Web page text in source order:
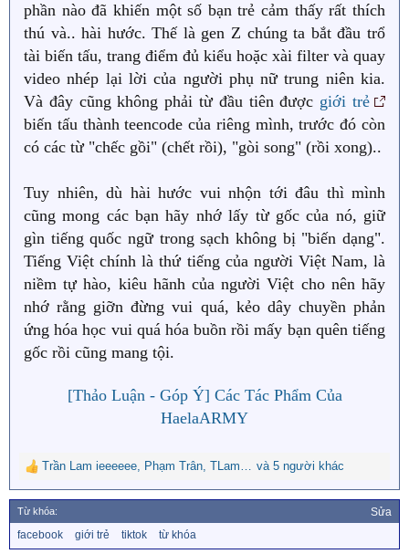
phần nào đã khiến một số bạn trẻ cảm thấy rất thích
thú và.. hài hước. Thế là gen Z chúng ta bắt đầu trổ
tài biến tấu, trang điểm đủ kiểu hoặc xài filter và quay
video nhép lại lời của người phụ nữ trung niên kia.
Và đây cũng không phải từ đầu tiên được giới trẻ
biến tấu thành teencode của riêng mình, trước đó còn
có các từ "chếc gồi" (chết rồi), "gòi song" (rồi xong)..
Tuy nhiên, dù hài hước vui nhộn tới đâu thì mình
cũng mong các bạn hãy nhớ lấy từ gốc của nó, giữ
gìn tiếng quốc ngữ trong sạch không bị "biến dạng".
Tiếng Việt chính là thứ tiếng của người Việt Nam, là
niềm tự hào, kiêu hãnh của người Việt cho nên hãy
nhớ rằng giỡn đừng vui quá, kẻo dây chuyền phản
ứng hóa học vui quá hóa buồn rồi mấy bạn quên tiếng
gốc rồi cũng mang tội.
[Thảo Luận - Góp Ý] Các Tác Phẩm Của
HaelaARMY
R
e
a
c
t
Trần Lam ieeeeee, Phạm Trân, TLammieeeeeee và 5 người khác
Từ khóa: Sửa
ừ
facebook giới trẻ tiktok từ khóa